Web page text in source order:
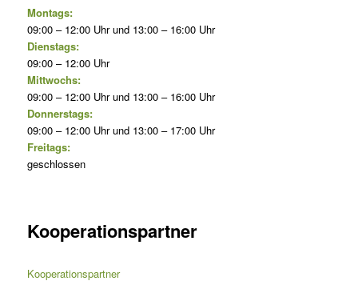
Montags:
09:00 – 12:00 Uhr und 13:00 – 16:00 Uhr
Dienstags:
09:00 – 12:00 Uhr
Mittwochs:
09:00 – 12:00 Uhr und 13:00 – 16:00 Uhr
Donnerstags:
09:00 – 12:00 Uhr und 13:00 – 17:00 Uhr
Freitags:
geschlossen
Kooperationspartner
Kooperationspartner